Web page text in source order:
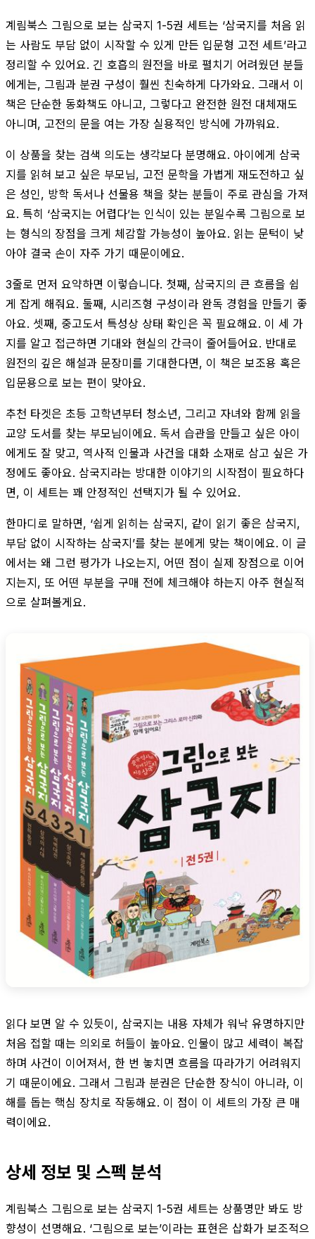
계림북스 그림으로 보는 삼국지 1-5권 세트는 ‘삼국지를 처음 읽
는 사람도 부담 없이 시작할 수 있게 만든 입문형 고전 세트’라고
정리할 수 있어요. 긴 호흡의 원전을 바로 펼치기 어려웠던 분들
에게는, 그림과 분권 구성이 훨씬 친숙하게 다가와요. 그래서 이
책은 단순한 동화책도 아니고, 그렇다고 완전한 원전 대체재도
아니며, 고전의 문을 여는 가장 실용적인 방식에 가까워요.
이 상품을 찾는 검색 의도는 생각보다 분명해요. 아이에게 삼국
지를 읽혀 보고 싶은 부모님, 고전 문학을 가볍게 재도전하고 싶
은 성인, 방학 독서나 선물용 책을 찾는 분들이 주로 관심을 가져
요. 특히 ‘삼국지는 어렵다’는 인식이 있는 분일수록 그림으로 보
는 형식의 장점을 크게 체감할 가능성이 높아요. 읽는 문턱이 낮
아야 결국 손이 자주 가기 때문이에요.
3줄로 먼저 요약하면 이렇습니다. 첫째, 삼국지의 큰 흐름을 쉽
게 잡게 해줘요. 둘째, 시리즈형 구성이라 완독 경험을 만들기 좋
아요. 셋째, 중고도서 특성상 상태 확인은 꼭 필요해요. 이 세 가
지를 알고 접근하면 기대와 현실의 간극이 줄어들어요. 반대로
원전의 깊은 해설과 문장미를 기대한다면, 이 책은 보조용 혹은
입문용으로 보는 편이 맞아요.
추천 타겟은 초등 고학년부터 청소년, 그리고 자녀와 함께 읽을
교양 도서를 찾는 부모님이에요. 독서 습관을 만들고 싶은 아이
에게도 잘 맞고, 역사적 인물과 사건을 대화 소재로 삼고 싶은 가
정에도 좋아요. 삼국지라는 방대한 이야기의 시작점이 필요하다
면, 이 세트는 꽤 안정적인 선택지가 될 수 있어요.
한마디로 말하면, ‘쉽게 읽히는 삼국지, 같이 읽기 좋은 삼국지,
부담 없이 시작하는 삼국지’를 찾는 분에게 맞는 책이에요. 이 글
에서는 왜 그런 평가가 나오는지, 어떤 점이 실제 장점으로 이어
지는지, 또 어떤 부분을 구매 전에 체크해야 하는지 아주 현실적
으로 살펴볼게요.
읽다 보면 알 수 있듯이, 삼국지는 내용 자체가 워낙 유명하지만
처음 접할 때는 의외로 허들이 높아요. 인물이 많고 세력이 복잡
하며 사건이 이어져서, 한 번 놓치면 흐름을 따라가기 어려워지
기 때문이에요. 그래서 그림과 분권은 단순한 장식이 아니라, 이
해를 돕는 핵심 장치로 작동해요. 이 점이 이 세트의 가장 큰 매
력이에요.
상세 정보 및 스펙 분석
계림북스 그림으로 보는 삼국지 1-5권 세트는 상품명만 봐도 방
향성이 선명해요. ‘그림으로 보는’이라는 표현은 삽화가 보조적으